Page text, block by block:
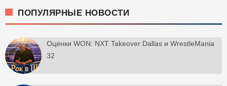
ПОПУЛЯРНЫЕ НОВОСТИ
Оценки WON: NXT Takeover Dallas и WrestleMania
32